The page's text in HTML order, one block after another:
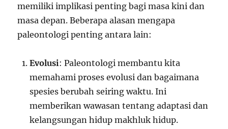
memiliki implikasi penting bagi masa kini dan
masa depan. Beberapa alasan mengapa
paleontologi penting antara lain:
Evolusi: Paleontologi membantu kita
memahami proses evolusi dan bagaimana
spesies berubah seiring waktu. Ini
memberikan wawasan tentang adaptasi dan
kelangsungan hidup makhluk hidup.